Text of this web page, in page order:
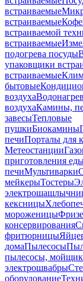
встраиваемые
встраиваемые
встраиваемой
встраиваемые
подогрева посуды
упаковщики
встраиваемые
бытовые
воздуха
воздухаКамины,
завесыТепловые
пушкиБиокамины
печиПорталы для
Метеостанции
приготовления
печиМультиварки
мейкерыТостеры
кексницы
мороженицы
консервирования
фритюрницы
домаПылесосы
пылесосы,
электрошвабры
оборудование